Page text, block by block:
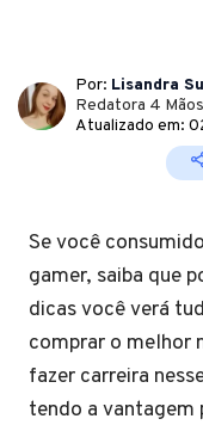
Por: Lisandra
Redatora 4 Mãos
Atualizado em:
Se você
gamer, saiba que
dicas você verá
comprar o melhor
fazer carreira
tendo a vantagem